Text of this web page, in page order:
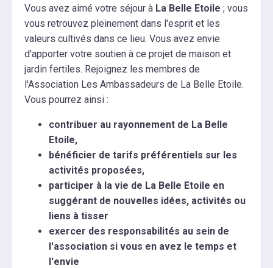
Vous avez aimé votre séjour à La Belle Etoile ; vous
vous retrouvez pleinement dans l'esprit et les
valeurs cultivés dans ce lieu. Vous avez envie
d'apporter votre soutien à ce projet de maison et
jardin fertiles. Rejoignez les membres de
l'Association Les Ambassadeurs de La Belle Etoile.
Vous pourrez ainsi :
contribuer au rayonnement de La Belle
Etoile,
bénéficier de tarifs préférentiels sur les
activités proposées,
participer à la vie de La Belle Etoile en
suggérant de nouvelles idées, activités ou
liens à tisser
exercer des responsabilités au sein de
l'association si vous en avez le temps et
l'envie